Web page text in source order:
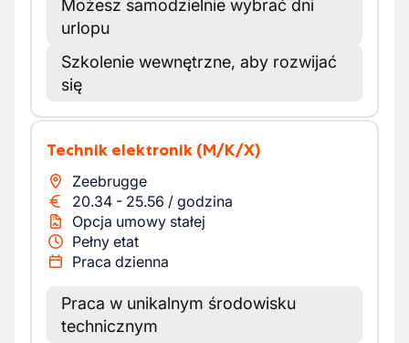
Możesz samodzielnie wybrać dni
urlopu
Szkolenie wewnętrzne, aby rozwijać
się
Technik elektronik (M/K/X)
Zeebrugge
20.34 - 25.56 / godzina
Opcja umowy stałej
Pełny etat
Praca dzienna
Praca w unikalnym środowisku
technicznym